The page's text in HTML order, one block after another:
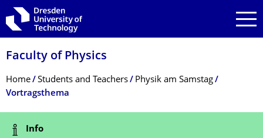
Skip to main navigation
Skip to search
Skip to content
Faculty of Physics
Breadcrumb Menu
Home Students and Teachers
Physik am Samstag
Vortragsthema
Status Message
Info